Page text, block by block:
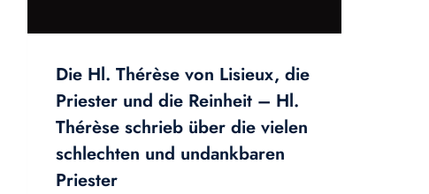
Die Hl. Thérèse von Lisieux, die
Priester und die Reinheit – Hl.
Thérèse schrieb über die vielen
schlechten und undankbaren
Priester